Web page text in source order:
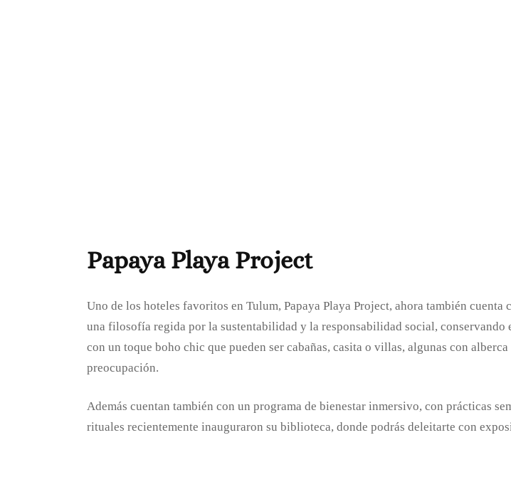
Papaya Playa Project
Uno de los hoteles favoritos en Tulum, Papaya Playa Project, ahora también
una filosofía regida por la sustentabilidad y la responsabilidad social,
con un toque boho chic que pueden ser cabañas, casita o villas, algunas con
preocupación.
Además cuentan también con un programa de bienestar inmersivo, con prácticas
rituales recientemente inauguraron su biblioteca, donde podrás deleitarte con